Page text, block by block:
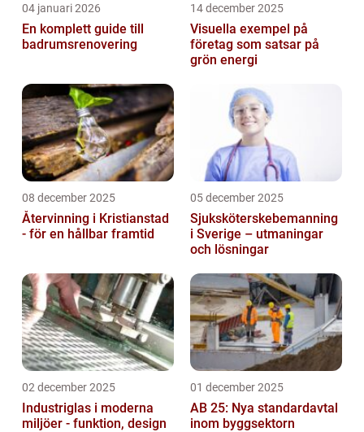
04 januari 2026
En komplett guide till
badrumsrenovering
14 december 2025
Visuella exempel på
företag som satsar på
grön energi
08 december 2025
Återvinning i Kristianstad
- för en hållbar framtid
05 december 2025
Sjuksköterskebemanning
i Sverige – utmaningar
och lösningar
02 december 2025
Industriglas i moderna
miljöer - funktion, design
01 december 2025
AB 25: Nya standardavtal
inom byggsektorn